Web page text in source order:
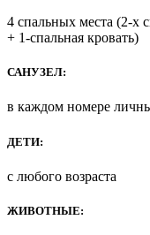
4 спальных места (2-х
+ 1-спальная кровать)
САНУЗЕЛ:
в каждом номере
ДЕТИ:
с любого возраста
ЖИВОТНЫЕ: